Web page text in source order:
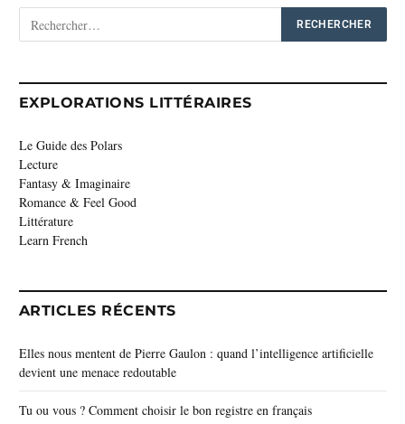
EXPLORATIONS LITTÉRAIRES
Le Guide des Polars
Lecture
Fantasy & Imaginaire
Romance & Feel Good
Littérature
Learn French
ARTICLES RÉCENTS
Elles nous mentent de Pierre Gaulon : quand l’intelligence artificielle
devient une menace redoutable
Tu ou vous ? Comment choisir le bon registre en français